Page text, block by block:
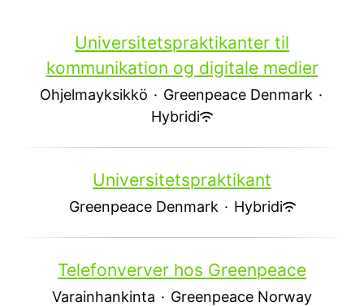
Universitetspraktikanter til
kommunikation og digitale medier
Ohjelmayksikkö · Greenpeace Denmark ·
Hybridi
Universitetspraktikant
Greenpeace Denmark · Hybridi
Telefonverver hos Greenpeace
Varainhankinta · Greenpeace Norway